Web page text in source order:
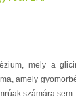
mely a
amely
számára sem.